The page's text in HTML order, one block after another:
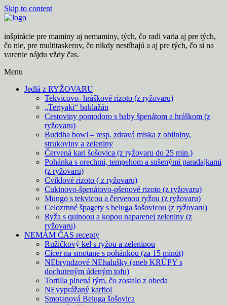
Skip to content
inšpirácie pre maminy aj nemaminy, tých, čo radi varia aj pre tých,
čo nie, pre multitaskerov, čo nikdy nestíhajú a aj pre tých, čo si na
varenie nájdu vždy čas.
Menu
Jedlá z RYŽOVARU
Tekvicovo- hráškové rizoto (z ryžovaru)
„Teriyaki“ baklažán
Cestoviny pomodoro s baby špenátom a hráškom (z
ryžovaru)
Buddha bowl – resp. zdravá miska z obilniny,
strukoviny a zeleniny
Červená kari šošovica (z ryžovaru do 25 min.)
Pohánka s orechmi, tempehom a sušenými paradajkami
(z ryžovaru)
Cviklové rizoto ( z ryžovaru)
Cukinovo-špenátovo-pšenové rizoto (z ryžovaru)
Mungo s tekvicou a červenou ryžou (z ryžovaru)
Celozrnné špagety s beluga šošovicou (z ryžovaru)
Ryža s quinoou a kopou naparenej zeleniny (z
ryžovaru)
NEMÁM ČAS recepty
Ružičkový kel s ryžou a zeleninou
Cícer na smotane s pohánkou (za 15 minút)
NEbryndzové NEhalušky (aneb KRÚPY s
dochuteným údeným tofu)
Tortilla plnená tým, čo zostalo z obeda
NEvyprážaný karfiol
Smotanová Beluga šošovica